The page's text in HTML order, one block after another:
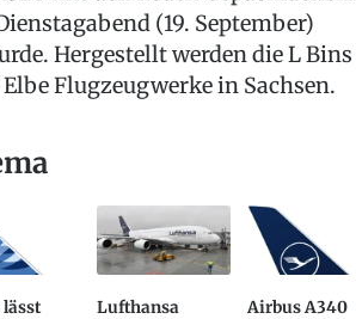
(19. September)
Hergestellt werden die L Bins
Flugzeugwerke in Sachsen.
Lufthansa
Airbus A340